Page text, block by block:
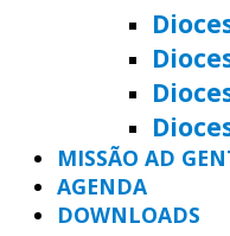
MISSÃO AD
AGENDA
DOWNLOADS